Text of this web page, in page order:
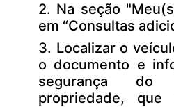
2. Na seção
em “Consultas
3. Localizar o
o documento e
segurança do
propriedade, que